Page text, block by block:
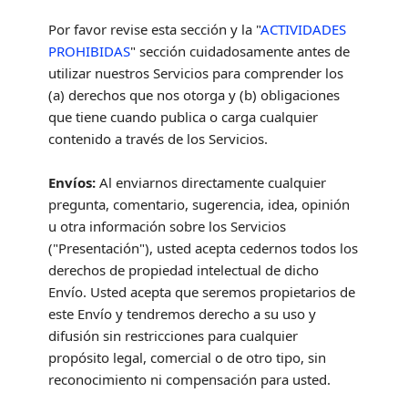
Por favor revise esta sección y la "ACTIVIDADES
PROHIBIDAS" sección cuidadosamente antes de
utilizar nuestros Servicios para comprender los
(a) derechos que nos otorga y (b) obligaciones
que tiene cuando publica o carga cualquier
contenido a través de los Servicios.
Envíos:Al enviarnos directamente cualquier
pregunta, comentario, sugerencia, idea, opinión
u otra información sobre los Servicios
("Presentación"), usted acepta cedernos todos los
derechos de propiedad intelectual de dicho
Envío. Usted acepta que seremos propietarios de
este Envío y tendremos derecho a su uso y
difusión sin restricciones para cualquier
propósito legal, comercial o de otro tipo, sin
reconocimiento ni compensación para usted.